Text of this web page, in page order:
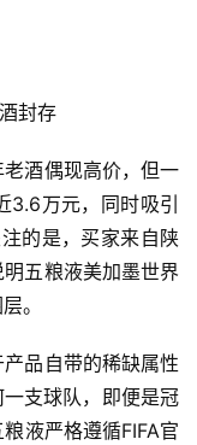
封存
酒偶现高价，但一
万元，同时吸引
的是，买家来自陕
五粮液美加墨世界
。
品自带的稀缺属性
支球队，即便是冠
液严格遵循FIFA官